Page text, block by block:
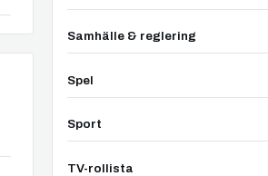
Samhälle & reglering
Spel
Sport
TV-rollista